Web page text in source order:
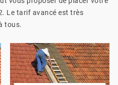
Le tarif avancé est très
tous.